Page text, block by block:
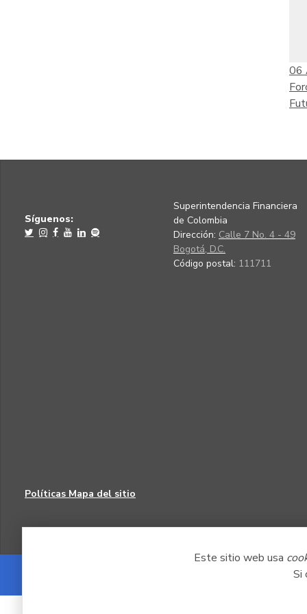
Este sitio web usa
Si
06
Síguenos:
Superintendencia Financiera
de Colombia
Dirección: Calle 7 No. 4 - 49
Bogotá, D.C.
Código postal: 111711
Políticas Mapa del sitio